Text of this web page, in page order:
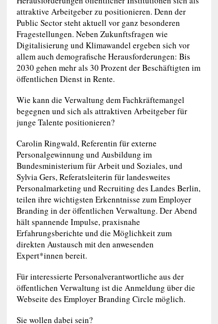
attraktive Arbeitgeber zu positionieren. Denn der
Public Sector steht aktuell vor ganz besonderen
Fragestellungen. Neben Zukunftsfragen wie
Digitalisierung und Klimawandel ergeben sich vor
allem auch demografische Herausforderungen: Bis
2030 gehen mehr als 30 Prozent der Beschäftigten im
öffentlichen Dienst in Rente.
Wie kann die Verwaltung dem Fachkräftemangel
begegnen und sich als attraktiven Arbeitgeber für
junge Talente positionieren?
Carolin Ringwald, Referentin für externe
Personalgewinnung und Ausbildung im
Bundesministerium für Arbeit und Soziales, und
Sylvia Gers, Referatsleiterin für landesweites
Personalmarketing und Recruiting des Landes Berlin,
teilen ihre wichtigsten Erkenntnisse zum Employer
Branding in der öffentlichen Verwaltung. Der Abend
hält spannende Impulse, praxisnahe
Erfahrungsberichte und die Möglichkeit zum
direkten Austausch mit den anwesenden
Expert*innen bereit.
Für interessierte Personalverantwortliche aus der
öffentlichen Verwaltung ist die Anmeldung über die
Webseite des Employer Branding Circle möglich.
Sie wollen dabei sein?